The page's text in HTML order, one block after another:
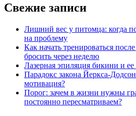
Свежие записи
Лишний вес у питомца: когда
на проблему
Как начать тренироваться
бросить через неделю
Лазерная эпиляция бикини и
Парадокс закона Йеркса-
мотивация?
Порог: зачем в жизни нужны
постоянно пересматриваем?